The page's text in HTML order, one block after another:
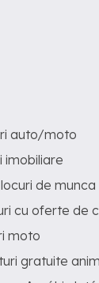
auto/moto
imobiliare
de munca
cu oferte de
moto
gratuite